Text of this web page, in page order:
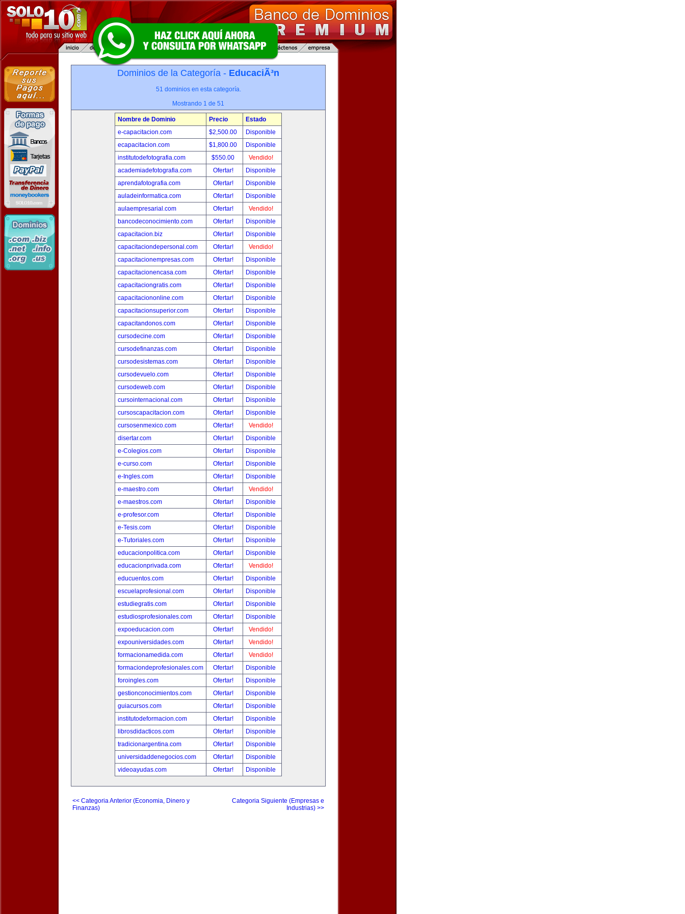
Dominios de la Categoría - EducaciÃ³n
51 dominios en esta categoría.
Mostrando 1 de 51
Nombre de Dominio Precio
Estado
e-capacitacion.com
$2,500.00
Disponible
ecapacitacion.com
$1,800.00
Disponible
institutodefotografia.com
$550.00
Vendido!
academiadefotografia.com
Ofertar!
Disponible
aprendafotografia.com
Ofertar!
Disponible
auladeinformatica.com
Ofertar!
Disponible
aulaempresarial.com
Ofertar!
Vendido!
bancodeconocimiento.com
Ofertar!
Disponible
capacitacion.biz
Ofertar!
Disponible
capacitaciondepersonal.com
Ofertar!
Vendido!
capacitacionempresas.com
Ofertar!
Disponible
capacitacionencasa.com
Ofertar!
Disponible
capacitaciongratis.com
Ofertar!
Disponible
capacitaciononline.com
Ofertar!
Disponible
capacitacionsuperior.com
Ofertar!
Disponible
capacitandonos.com
Ofertar!
Disponible
cursodecine.com
Ofertar!
Disponible
cursodefinanzas.com
Ofertar!
Disponible
cursodesistemas.com
Ofertar!
Disponible
cursodevuelo.com
Ofertar!
Disponible
cursodeweb.com
Ofertar!
Disponible
cursointernacional.com
Ofertar!
Disponible
cursoscapacitacion.com
Ofertar!
Disponible
cursosenmexico.com
Ofertar!
Vendido!
disertar.com
Ofertar!
Disponible
e-Colegios.com
Ofertar!
Disponible
e-curso.com
Ofertar!
Disponible
e-Ingles.com
Ofertar!
Disponible
e-maestro.com
Ofertar!
Vendido!
e-maestros.com
Ofertar!
Disponible
e-profesor.com
Ofertar!
Disponible
e-Tesis.com
Ofertar!
Disponible
e-Tutoriales.com
Ofertar!
Disponible
educacionpolitica.com
Ofertar!
Disponible
educacionprivada.com
Ofertar!
Vendido!
educuentos.com
Ofertar!
Disponible
escuelaprofesional.com
Ofertar!
Disponible
estudiegratis.com
Ofertar!
Disponible
estudiosprofesionales.com
Ofertar!
Disponible
expoeducacion.com
Ofertar!
Vendido!
expouniversidades.com
Ofertar!
Vendido!
formacionamedida.com
Ofertar!
Vendido!
formaciondeprofesionales.com
Ofertar!
Disponible
foroingles.com
Ofertar!
Disponible
gestionconocimientos.com
Ofertar!
Disponible
guiacursos.com
Ofertar!
Disponible
institutodeformacion.com
Ofertar!
Disponible
librosdidacticos.com
Ofertar!
Disponible
tradicionargentina.com
Ofertar!
Disponible
universidaddenegocios.com
Ofertar!
Disponible
videoayudas.com
Ofertar! Disponible
<< Categoria Anterior (Economia, Dinero y
Finanzas)
Categoria Siguiente (Empresas e
Industrias) >>